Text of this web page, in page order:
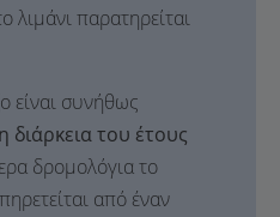
λιμάνι παρατηρείται
είναι συνήθως
διάρκεια του έτους
δρομολόγια το
από έναν